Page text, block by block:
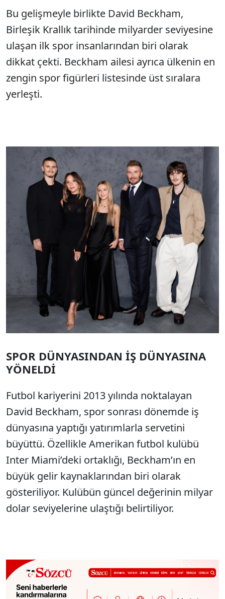
Bu gelişmeyle birlikte David Beckham,
Birleşik Krallık tarihinde milyarder seviyesine
ulaşan ilk spor insanlarından biri olarak
dikkat çekti. Beckham ailesi ayrıca ülkenin en
zengin spor figürleri listesinde üst sıralara
yerleşti.
SPOR DÜNYASINDAN İŞ DÜNYASINA
YÖNELDİ
Futbol kariyerini 2013 yılında noktalayan
David Beckham, spor sonrası dönemde iş
dünyasına yaptığı yatırımlarla servetini
büyüttü. Özellikle Amerikan futbol kulübü
Inter Miami’deki ortaklığı, Beckham’ın en
büyük gelir kaynaklarından biri olarak
gösteriliyor. Kulübün güncel değerinin milyar
dolar seviyelerine ulaştığı belirtiliyor.